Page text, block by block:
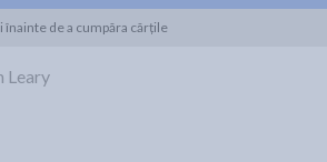
înainte de a cumpăra cărțile
Leary